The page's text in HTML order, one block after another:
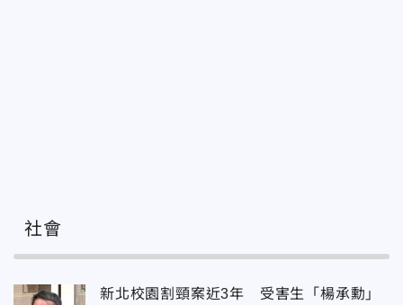
社會
新北校園割頸案近3年 受害生「楊承勳」